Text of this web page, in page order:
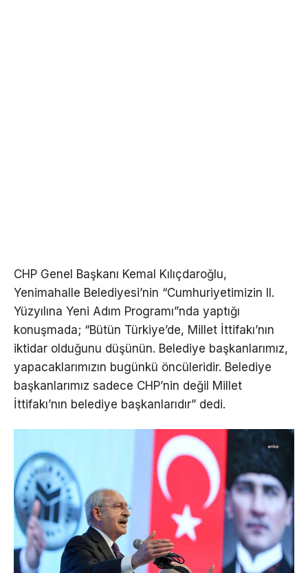
CHP Genel Başkanı Kemal Kılıçdaroğlu,
Yenimahalle Belediyesi’nin “Cumhuriyetimizin II.
Yüzyılına Yeni Adım Programı”nda yaptığı
konuşmada; “Bütün Türkiye’de, Millet İttifakı’nın
iktidar olduğunu düşünün. Belediye başkanlarımız,
yapacaklarımızın bugünkü öncüleridir. Belediye
başkanlarımız sadece CHP’nin değil Millet
İttifakı’nın belediye başkanlarıdır” dedi.